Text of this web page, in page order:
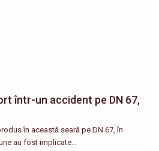
într-un accident pe DN 67,
în această seară pe DN 67, în
au fost implicate…